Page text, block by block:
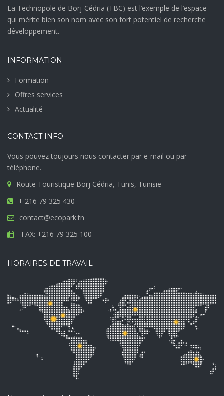
La Technopole de Borj-Cédria (TBC) est l’exemple de l’espace
qui mérite bien son nom avec son fort potentiel de recherche
développement.
INFORMATION
Formation
Offres services
Actualité
CONTACT INFO
Vous pouvez toujours nous contacter par e-mail ou par
téléphone.
Route Touristique Borj Cédria, Tunis, Tunisie
+ 216 79 325 430
contact@ecopark.tn
FAX: +216 79 325 100
HORAIRES DE TRAVAIL